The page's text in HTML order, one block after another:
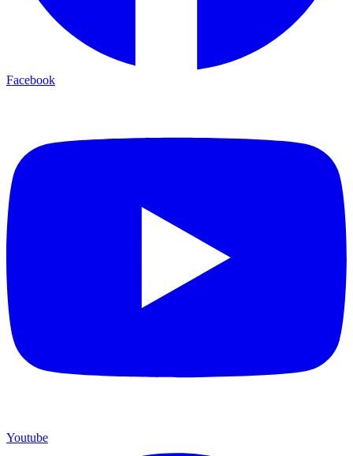
Facebook
Youtube